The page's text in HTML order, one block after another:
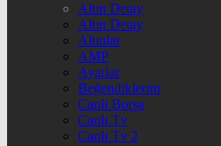
Altın Detay
Altın Detay
Altınlar
AMP
Ayarlar
Beğendiklerim
Canlı Borsa
Canlı Tv
Canlı Tv 2